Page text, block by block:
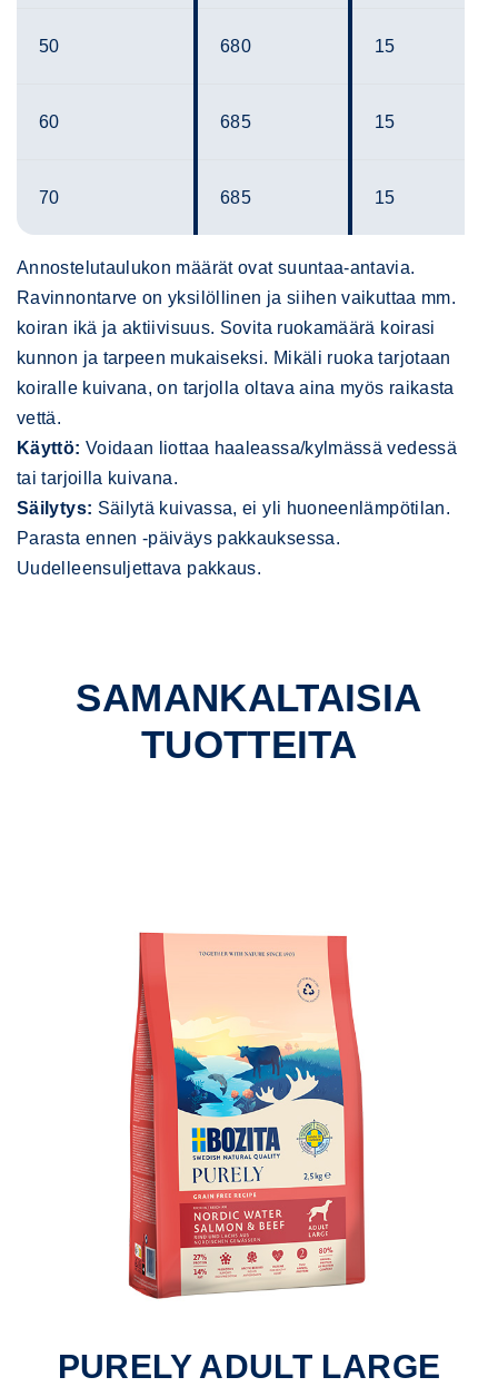
50 680 15
60 685 15
70 685 15
Annostelutaulukon määrät ovat suuntaa-antavia.
Ravinnontarve on yksilöllinen ja siihen vaikuttaa mm.
koiran ikä ja aktiivisuus. Sovita ruokamäärä koirasi
kunnon ja tarpeen mukaiseksi. Mikäli ruoka tarjotaan
koiralle kuivana, on tarjolla oltava aina myös raikasta
vettä.
Käyttö: Voidaan liottaa haaleassa/kylmässä vedessä
tai tarjoilla kuivana.
Säilytys: Säilytä kuivassa, ei yli huoneenlämpötilan.
Parasta ennen -päiväys pakkauksessa.
Uudelleensuljettava pakkaus.
SAMANKALTAISIA
TUOTTEITA
PURELY ADULT LARGE